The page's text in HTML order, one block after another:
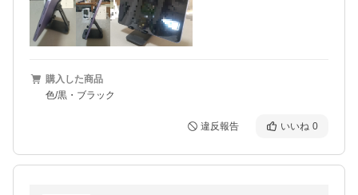
購入した商品
色/黒・ブラック
違反報告 いいね 0